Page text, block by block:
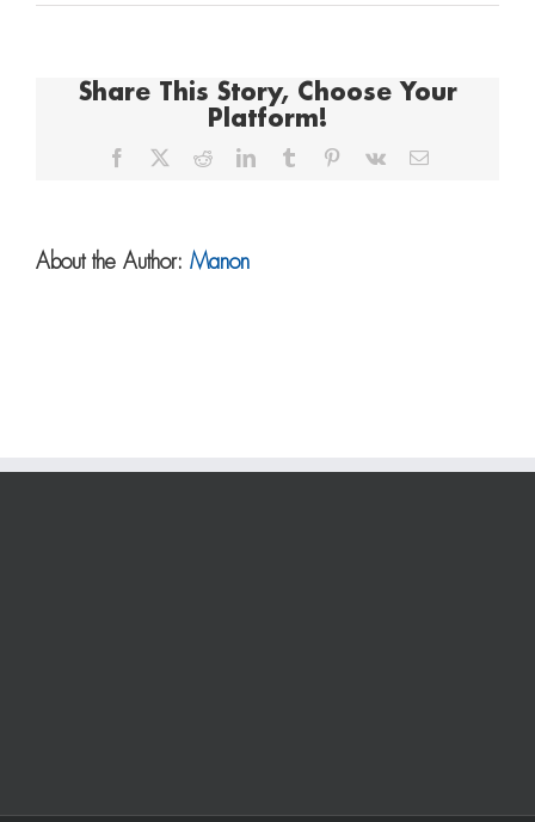
Share This Story, Choose Your
Platform!
Facebook RedditLinkedInTumblr Pinterest
Vk Email
About the Author: Manon